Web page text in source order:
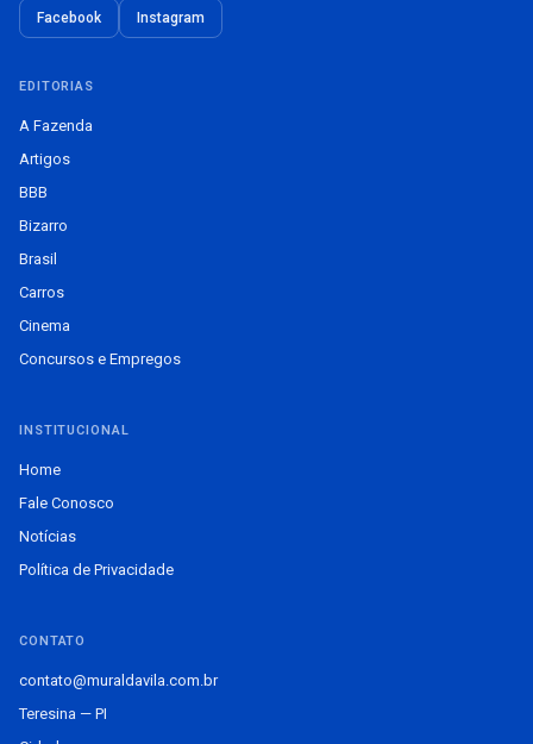
Facebook Instagram
EDITORIAS
A Fazenda
Artigos
BBB
Bizarro
Brasil
Carros
Cinema
Concursos e Empregos
INSTITUCIONAL
Home
Fale Conosco
Notícias
Política de Privacidade
CONTATO
contato@muraldavila.com.br
Teresina — PI